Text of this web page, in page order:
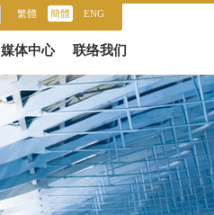
繁體 簡體 ENG
媒体中心 联络我们